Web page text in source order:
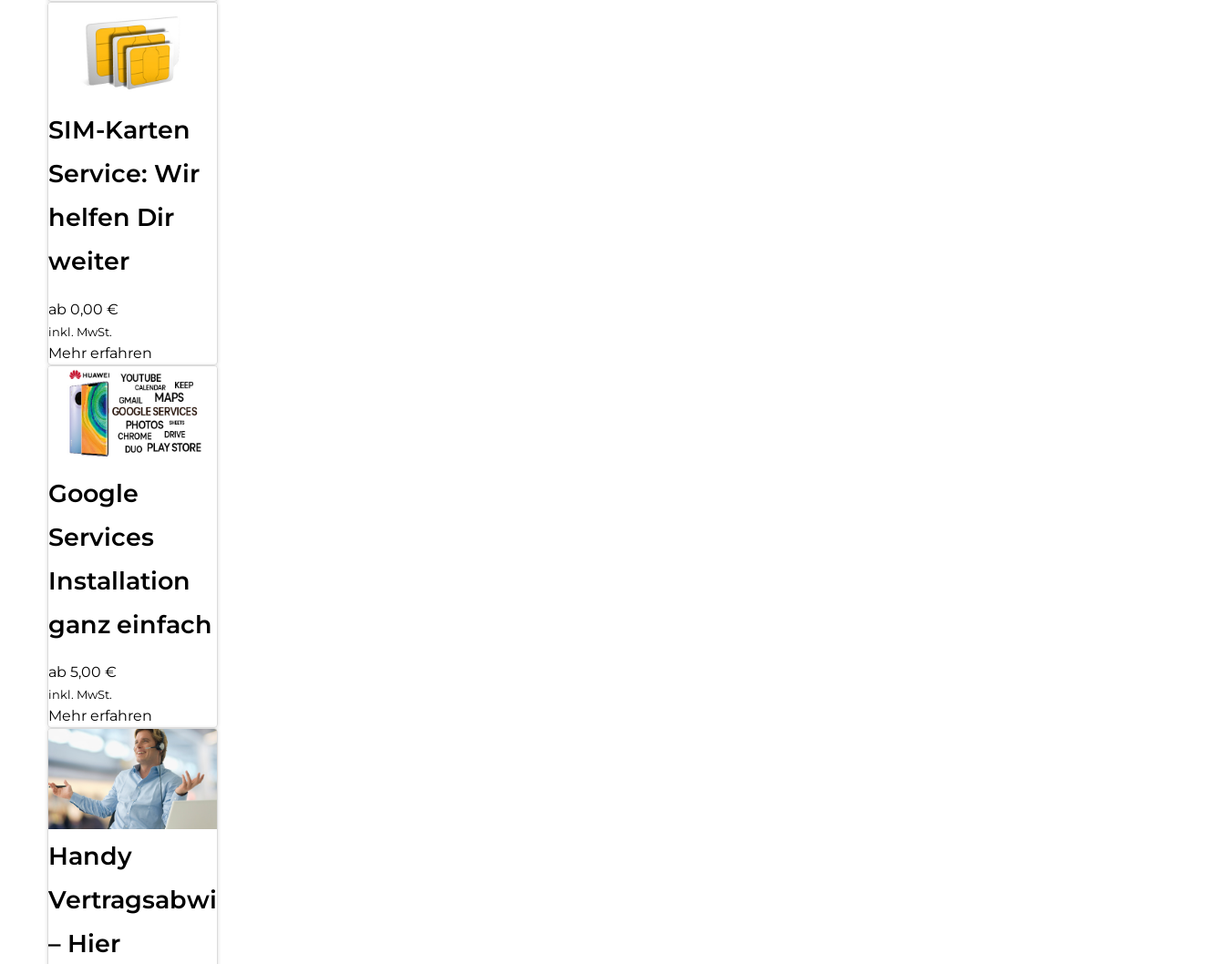
SIM-Karten
Service: Wir
helfen Dir
weiter
ab 0,00 €
inkl. MwSt.
Mehr erfahren
Google
Services
Installation
ganz einfach
ab 5,00 €
inkl. MwSt.
Mehr erfahren
Handy
Vertragsabwicklung
– Hier